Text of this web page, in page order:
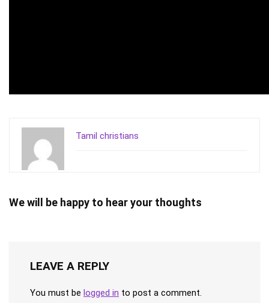
Tamil christians
We will be happy to hear your thoughts
LEAVE A REPLY
You must be logged in to post a comment.